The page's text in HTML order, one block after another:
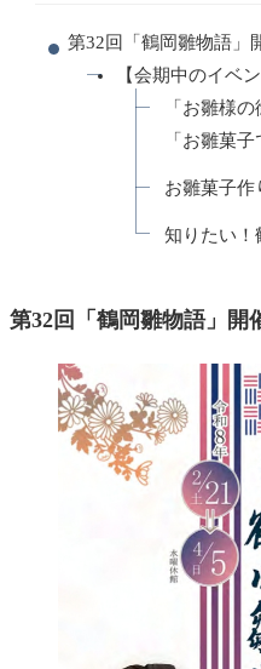
第32回「鶴岡雛物語」
【会期中のイベ
「お雛様
「お雛菓
お雛菓子作
知りたい！
第32回「鶴岡雛物語」開